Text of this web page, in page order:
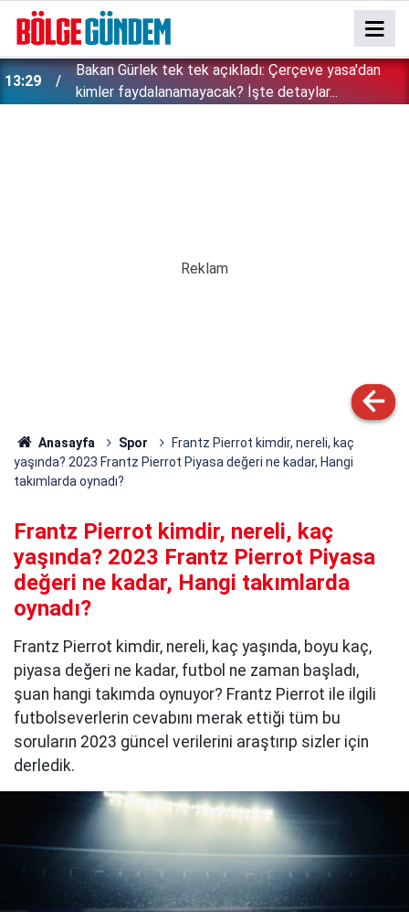
13:29
Bakan Gürlek tek tek açıkladı: Çerçeve yasa'dan
kimler faydalanamayacak? İşte detaylar...
Anasayfa Spor
Frantz Pierrot kimdir, nereli, kaç
yaşında? 2023 Frantz Pierrot Piyasa değeri ne kadar, Hangi
takımlarda oynadı?
Frantz Pierrot kimdir, nereli, kaç
yaşında? 2023 Frantz Pierrot Piyasa
değeri ne kadar, Hangi takımlarda
oynadı?
Frantz Pierrot kimdir, nereli, kaç yaşında, boyu kaç,
piyasa değeri ne kadar, futbol ne zaman başladı,
şuan hangi takımda oynuyor? Frantz Pierrot ile ilgili
futbolseverlerin cevabını merak ettiği tüm bu
soruların 2023 güncel verilerini araştırıp sizler için
derledik.